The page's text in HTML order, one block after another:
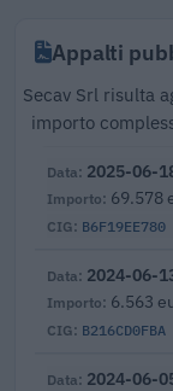
Appalti
Secav Srl risulta
importo
B6F19EE780
2025-06-
69.578
B216CD0FBA
2024-06-
6.563
2024-06-